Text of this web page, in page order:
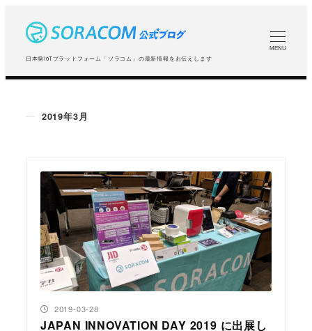
コ
日本発IoTプラットフォーム「ソラコム」の最新情報をお伝えします
MENU
2019年3月
JAPAN INNOVATION DAY 2019 に出展し
投稿日
2019-03-28